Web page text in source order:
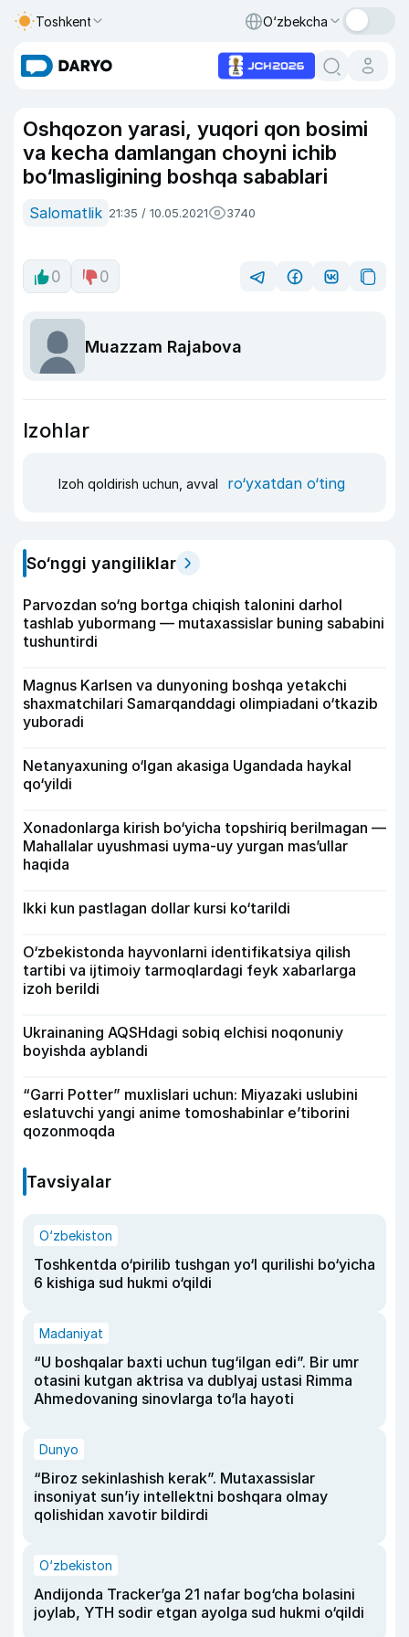
Toshkent O‘zbekcha
Oshqozon yarasi, yuqori qon bosimi
va kecha damlangan choyni ichib
bo‘lmasligining boshqa sabablari
Salomatlik 21:35 / 10.05.2021 3740
0 0
Muazzam Rajabova
Izohlar
Izoh qoldirish uchun, avval ro‘yxatdan o‘ting
So‘nggi yangiliklar
Parvozdan so‘ng bortga chiqish talonini darhol
tashlab yubormang — mutaxassislar buning sababini
tushuntirdi
Magnus Karlsen va dunyoning boshqa yetakchi
shaxmatchilari Samarqanddagi olimpiadani o‘tkazib
yuboradi
Netanyaxuning o‘lgan akasiga Ugandada haykal
qo‘yildi
Xonadonlarga kirish bo‘yicha topshiriq berilmagan —
Mahallalar uyushmasi uyma-uy yurgan mas’ullar
haqida
Ikki kun pastlagan dollar kursi ko‘tarildi
O‘zbekistonda hayvonlarni identifikatsiya qilish
tartibi va ijtimoiy tarmoqlardagi feyk xabarlarga
izoh berildi
Ukrainaning AQSHdagi sobiq elchisi noqonuniy
boyishda ayblandi
“Garri Potter” muxlislari uchun: Miyazaki uslubini
eslatuvchi yangi anime tomoshabinlar e’tiborini
qozonmoqda
Tavsiyalar
O‘zbekiston
Toshkentda o‘pirilib tushgan yo‘l qurilishi bo‘yicha
6 kishiga sud hukmi o‘qildi
Madaniyat
“U boshqalar baxti uchun tug‘ilgan edi”. Bir umr
otasini kutgan aktrisa va dublyaj ustasi Rimma
Ahmedovaning sinovlarga to‘la hayoti
Dunyo
“Biroz sekinlashish kerak”. Mutaxassislar
insoniyat sun’iy intellektni boshqara olmay
qolishidan xavotir bildirdi
O‘zbekiston
Andijonda Tracker’ga 21 nafar bog‘cha bolasini
joylab, YTH sodir etgan ayolga sud hukmi o‘qildi